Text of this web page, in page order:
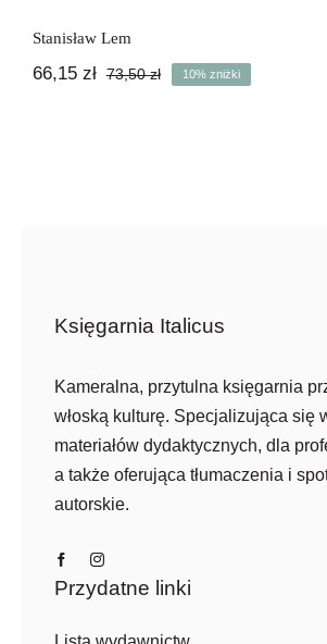
Stanisław Lem
73,50złPierwotna
66,15 zł
Aktualna
10% zniżki
Księgarnia Italicus
Kameralna, przytulna księgarnia
włoską kulturę. Specjalizująca się
materiałów dydaktycznych, dla
a także oferująca tłumaczenia i
autorskie.
Przydatne linki